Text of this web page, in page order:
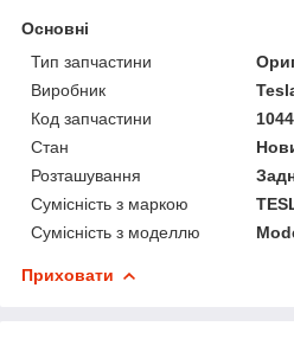
Основні
Тип запчастини
Виробник
Код запчастини
Стан
Розташування
Сумісність з маркою
Сумісність з моделлю
Приховати